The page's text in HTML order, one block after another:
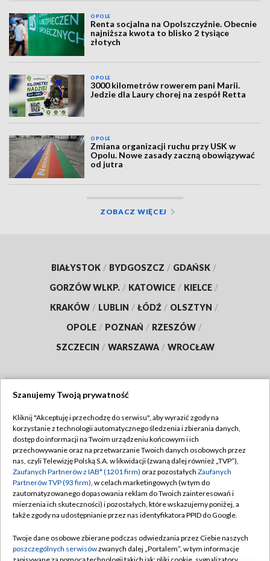
OPOLE
Renta socjalna na Opolszczyźnie. Obecnie
najniższa kwota to blisko 2 tysiące
złotych
OPOLE
3000 kilometrów rowerem pani Marii.
Jedzie dla Laury chorej na zespół Retta
OPOLE
Zmiana organizacji ruchu przy USK w
Opolu. Nowe zasady zaczną obowiązywać
od jutra
ZOBACZ WIĘCEJ
BIAŁYSTOK / BYDGOSZCZ / GDAŃSK /
GORZÓW WLKP. / KATOWICE / KIELCE /
KRAKÓW / LUBLIN / ŁÓDŹ / OLSZTYN /
OPOLE / POZNAŃ / RZESZÓW /
SZCZECIN / WARSZAWA / WROCŁAW
TVP
Abonament TVP
Emisja w TVP
Centrum informacji TVP
Naziemna Telewizja Cyfrowa
Rada Programowa
Regulamin TVP
Polityka prywatności
Moje zgody
Pomoc
Kontakt
Szanujemy Twoją prywatność
Kliknij "Akceptuję i przechodzę do serwisu", aby wyrazić zgody na
korzystanie z technologii automatycznego śledzenia i zbierania danych,
dostęp do informacji na Twoim urządzeniu końcowym i ich
przechowywanie oraz na przetwarzanie Twoich danych osobowych przez
nas, czyli Telewizję Polską S.A. w likwidacji (zwaną dalej również „TVP”),
Zaufanych Partnerów z IAB* (1201 firm) oraz pozostałych Zaufanych
Partnerów TVP (93 firm), w celach marketingowych (w tym do
zautomatyzowanego dopasowania reklam do Twoich zainteresowań i
mierzenia ich skuteczności) i pozostałych, które wskazujemy poniżej, a
także zgody na udostępnianie przez nas identyfikatora PPID do Google.
Twoje dane osobowe zbierane podczas odwiedzania przez Ciebie naszych
poszczególnych serwisówzwanych dalej „Portalem”, w tym informacje